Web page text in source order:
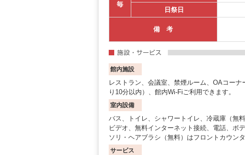
毎
日祭日
備 考
館内施設
レストラン、会議室、禁煙ルーム、OAコー
り10分以内）、館内Wi-Fiご利用できます。
室内設備
バス、トイレ、シャワートイレ、冷蔵庫（無
ビデオ、無料インターネット接続、電話、ボ
ソリ・ヘアブラシ（無料）はフロントカウン
サービス